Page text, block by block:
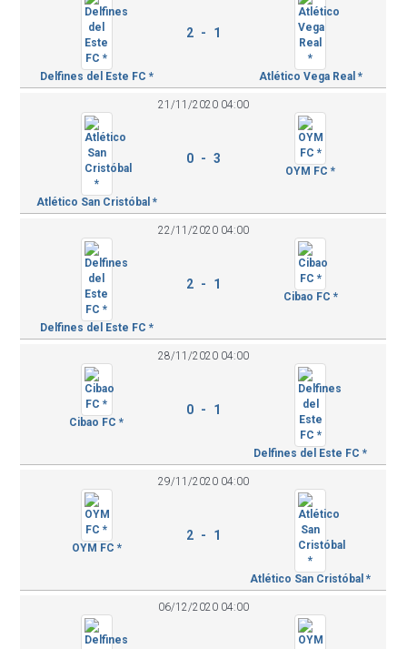
Delfines del Este FC *
2 - 1
Atlético Vega Real *
21/11/2020 04:00
Atlético San Cristóbal *
0 - 3
OYM FC *
22/11/2020 04:00
Delfines del Este FC *
2 - 1
Cibao FC *
28/11/2020 04:00
Cibao FC *
0 - 1
Delfines del Este FC *
29/11/2020 04:00
OYM FC *
2 - 1
Atlético San Cristóbal *
06/12/2020 04:00